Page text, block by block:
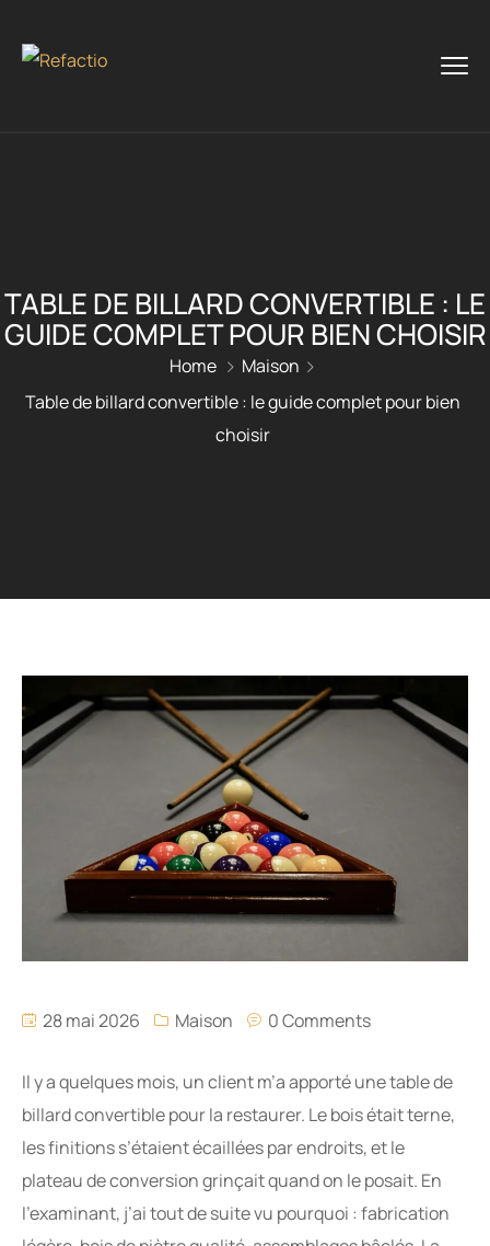
TABLE DE BILLARD CONVERTIBLE : LE
GUIDE COMPLET POUR BIEN CHOISIR
Home
Maison
Table de billard convertible : le guide complet pour bien
choisir
28 mai 2026 Maison 0 Comments
Il y a quelques mois, un client m’a apporté une table de
billard convertible pour la restaurer. Le bois était terne,
les finitions s’étaient écaillées par endroits, et le
plateau de conversion grinçait quand on le posait. En
l’examinant, j’ai tout de suite vu pourquoi : fabrication